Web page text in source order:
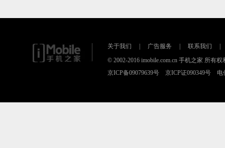
关于我们 广告服务 联系我们
© 2002-2016 imobile.com.cn 手机之家 所有
京ICP备09079639号 京ICP证090349号 电